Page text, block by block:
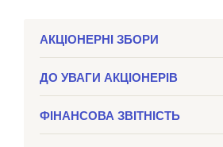
АКЦІОНЕРНІ ЗБОРИ
ДО УВАГИ АКЦІОНЕРІВ
ФІНАНСОВА ЗВІТНІСТЬ